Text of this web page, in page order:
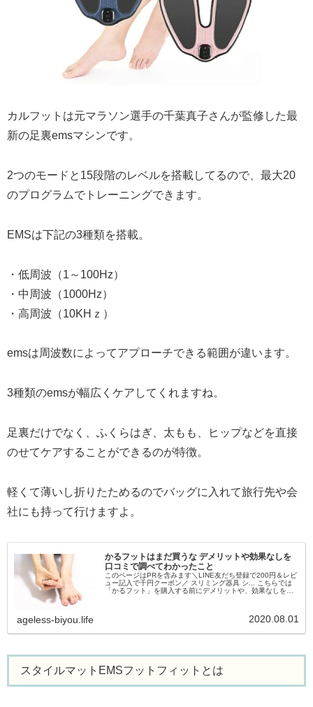
カルフットは元マラソン選手の千葉真子さんが監修した最
新の足裏emsマシンです。
2つのモードと15段階のレベルを搭載してるので、最大20
のプログラムでトレーニングできます。
EMSは下記の3種類を搭載。
・低周波（1～100Hz）
・中周波（1000Hz）
・高周波（10KHｚ）
emsは周波数によってアプローチできる範囲が違います。
3種類のemsが幅広くケアしてくれますね。
足裏だけでなく、ふくらはぎ、太もも、ヒップなどを直接
のせてケアすることができるのが特徴。
軽くて薄いし折りたためるのでバッグに入れて旅行先や会
社にも持って行けますよ。
かるフットはまだ買うな デメリットや効果なしを
口コミで調べてわかったこと
このページはPRを含みます＼LINE友だち登録で200円＆レビ
ュー記入で千円クーポン／ スリミング器具 シ... こちらでは
「かるフット」を購入する前にデメリットや、効果なしを口
ageless-biyou.life 2020.08.01
スタイルマットEMSフットフィットとは